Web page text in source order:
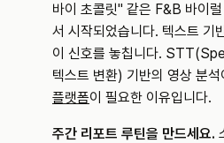
바이 초콜릿" 같은 F&B 바이
서 시작되었습니다. 텍스트 기
이 신호를 놓칩니다.
텍스트 변환) 기반의 영상 분
플랫폼이 필요한 이유입니다.
주간 리포트 루틴을 만드세요.